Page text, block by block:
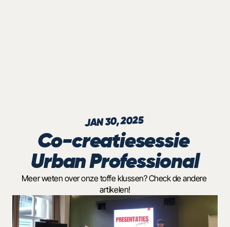
JAN 30, 2025
Co-creatiesessie
Urban Professional
Meer weten over onze toffe klussen? Check de andere
artikelen!